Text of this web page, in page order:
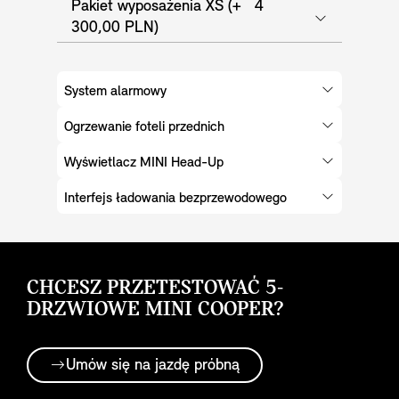
Pakiet wyposażenia XS (+ 4
300,00 PLN)
System alarmowy
Ogrzewanie foteli przednich
Wyświetlacz MINI Head-Up
Interfejs ładowania bezprzewodowego
CHCESZ PRZETESTOWAĆ 5-
DRZWIOWE MINI COOPER?
Umów się na jazdę próbną